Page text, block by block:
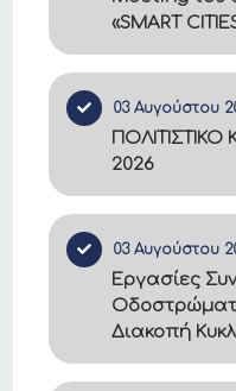
«SMART
03 Αυγούστου
2026
03 Αυγούστου
Εργασίες
Διακοπή